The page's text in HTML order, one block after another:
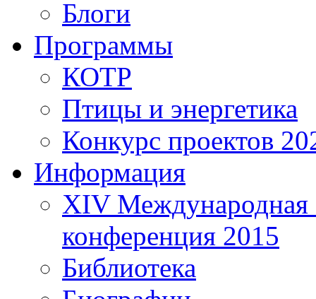
Блоги
Программы
КОТР
Птицы и энергетика
Конкурс проектов
Информация
XIV Международная
конференция 2015
Библиотека